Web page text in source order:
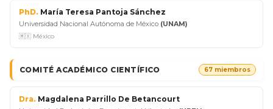
PhD. María Teresa Pantoja Sánchez
Universidad Nacional Autónoma de México (UNAM)
🇲🇽 México
COMITÉ ACADÉMICO CIENTÍFICO 67 miembros
Dra. Magdalena Parrillo De Betancourt